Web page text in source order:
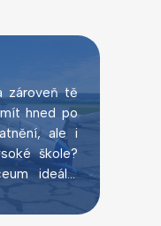
zároveň tě
hned po
ale i
škole?
ideální